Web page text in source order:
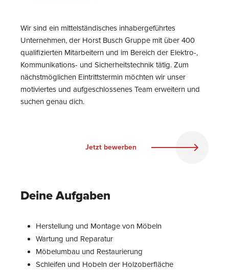
Wir sind ein mittelständisches inhabergeführtes
Unternehmen, der Horst Busch Gruppe mit über 400
qualifizierten Mitarbeitern und im Bereich der Elektro-,
Kommunikations- und Sicherheitstechnik tätig. Zum
nächstmöglichen Eintrittstermin möchten wir unser
motiviertes und aufgeschlossenes Team erweitern und
suchen genau dich.
Jetzt bewerben
Deine Aufgaben
Herstellung und Montage von Möbeln
Wartung und Reparatur
Möbelumbau und Restaurierung
Schleifen und Hobeln der Holzoberfläche